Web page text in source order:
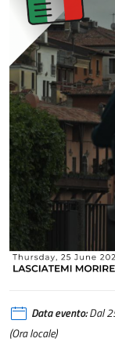
Data evento:Dal
(Ora locale)